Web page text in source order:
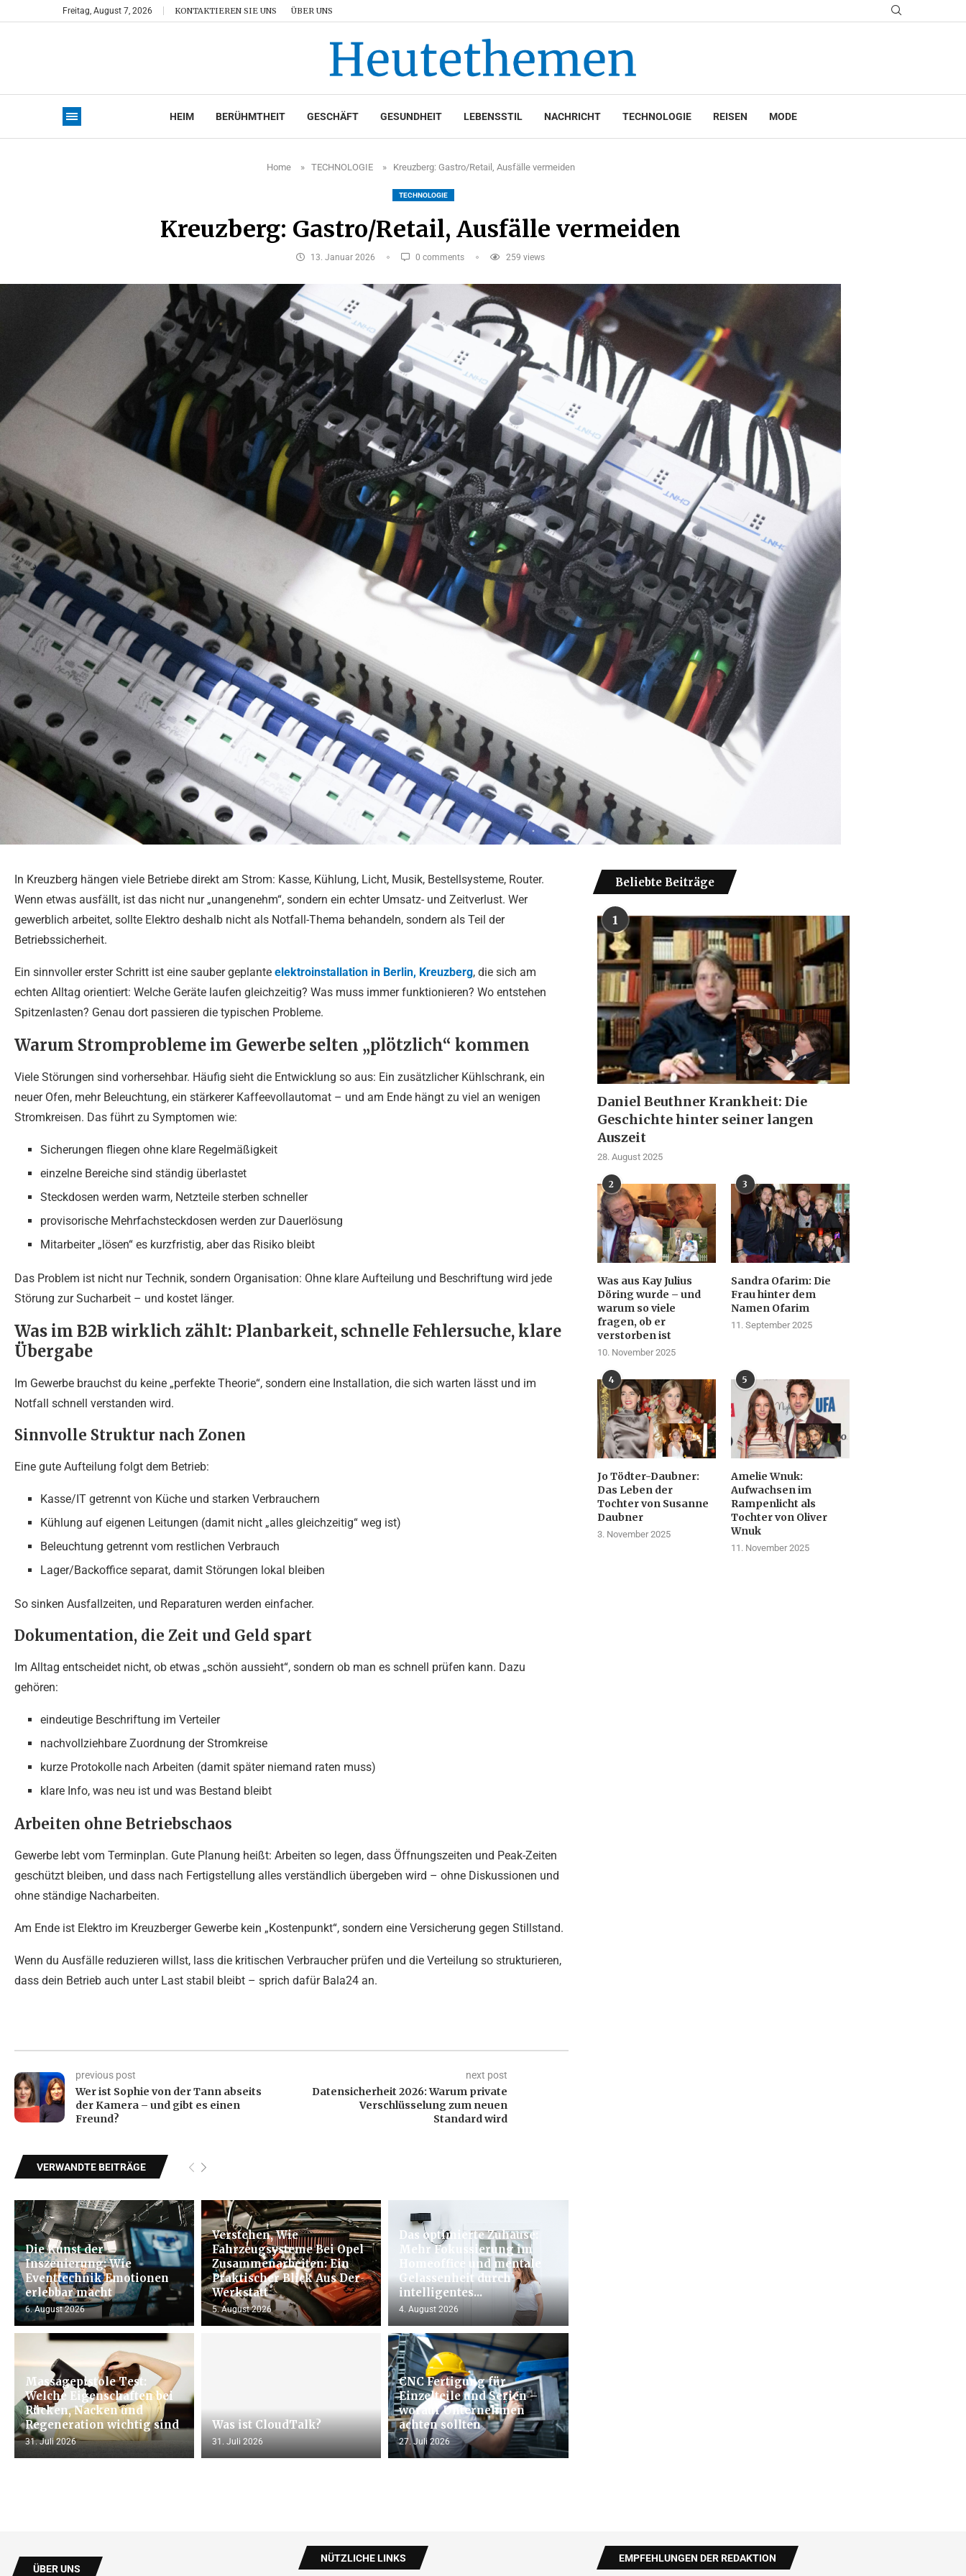
Freitag, August 7, 2026 KONTAKTIEREN SIE UNS ÜBER UNS
HEIM BERÜHMTHEIT GESCHÄFT GESUNDHEIT LEBENSSTIL NACHRICHT TECHNOLOGIE REISEN MODE
Home » TECHNOLOGIE » Kreuzberg: Gastro/Retail, Ausfälle vermeiden
TECHNOLOGIE
Kreuzberg: Gastro/Retail, Ausfälle vermeiden
13. Januar 2026 0 comments 259 views
In Kreuzberg hängen viele Betriebe direkt am Strom: Kasse, Kühlung, Licht, Musik, Bestellsysteme, Router.
Wenn etwas ausfällt, ist das nicht nur „unangenehm“, sondern ein echter Umsatz- und Zeitverlust. Wer
gewerblich arbeitet, sollte Elektro deshalb nicht als Notfall-Thema behandeln, sondern als Teil der
Betriebssicherheit.
Ein sinnvoller erster Schritt ist eine sauber geplante elektroinstallation in Berlin, Kreuzberg, die sich am
echten Alltag orientiert: Welche Geräte laufen gleichzeitig? Was muss immer funktionieren? Wo entstehen
Spitzenlasten? Genau dort passieren die typischen Probleme.
Warum Stromprobleme im Gewerbe selten „plötzlich“ kommen
Viele Störungen sind vorhersehbar. Häufig sieht die Entwicklung so aus: Ein zusätzlicher Kühlschrank, ein
neuer Ofen, mehr Beleuchtung, ein stärkerer Kaffeevollautomat – und am Ende hängt zu viel an wenigen
Stromkreisen. Das führt zu Symptomen wie:
Sicherungen fliegen ohne klare Regelmäßigkeit
einzelne Bereiche sind ständig überlastet
Steckdosen werden warm, Netzteile sterben schneller
provisorische Mehrfachsteckdosen werden zur Dauerlösung
Mitarbeiter „lösen“ es kurzfristig, aber das Risiko bleibt
Das Problem ist nicht nur Technik, sondern Organisation: Ohne klare Aufteilung und Beschriftung wird jede
Störung zur Sucharbeit – und kostet länger.
Was im B2B wirklich zählt: Planbarkeit, schnelle Fehlersuche, klare
Übergabe
Im Gewerbe brauchst du keine „perfekte Theorie“, sondern eine Installation, die sich warten lässt und im
Notfall schnell verstanden wird.
Sinnvolle Struktur nach Zonen
Eine gute Aufteilung folgt dem Betrieb:
Kasse/IT getrennt von Küche und starken Verbrauchern
Kühlung auf eigenen Leitungen (damit nicht „alles gleichzeitig“ weg ist)
Beleuchtung getrennt vom restlichen Verbrauch
Lager/Backoffice separat, damit Störungen lokal bleiben
So sinken Ausfallzeiten, und Reparaturen werden einfacher.
Dokumentation, die Zeit und Geld spart
Im Alltag entscheidet nicht, ob etwas „schön aussieht“, sondern ob man es schnell prüfen kann. Dazu
gehören:
eindeutige Beschriftung im Verteiler
nachvollziehbare Zuordnung der Stromkreise
kurze Protokolle nach Arbeiten (damit später niemand raten muss)
klare Info, was neu ist und was Bestand bleibt
Arbeiten ohne Betriebschaos
Gewerbe lebt vom Terminplan. Gute Planung heißt: Arbeiten so legen, dass Öffnungszeiten und Peak-Zeiten
geschützt bleiben, und dass nach Fertigstellung alles verständlich übergeben wird – ohne Diskussionen und
ohne ständige Nacharbeiten.
Am Ende ist Elektro im Kreuzberger Gewerbe kein „Kostenpunkt“, sondern eine Versicherung gegen Stillstand.
Wenn du Ausfälle reduzieren willst, lass die kritischen Verbraucher prüfen und die Verteilung so strukturieren,
dass dein Betrieb auch unter Last stabil bleibt – sprich dafür Bala24 an.
previous post
Wer ist Sophie von der Tann abseits
der Kamera – und gibt es einen
Freund?
next post
Datensicherheit 2026: Warum private
Verschlüsselung zum neuen
Standard wird
VERWANDTE BEITRÄGE
Die Kunst der
Inszenierung: Wie
Eventtechnik Emotionen
erlebbar macht
6. August 2026
Verstehen, Wie
Fahrzeugsysteme Bei Opel
Zusammenarbeiten: Ein
Praktischer Blick Aus Der
Werkstatt
5. August 2026
Das optimierte Zuhause:
Mehr Fokussierung im
Homeoffice und mentale
Gelassenheit durch
intelligentes...
4. August 2026
Massagepistole Test:
Welche Eigenschaften bei
Rücken, Nacken und
Regeneration wichtig sind
31. Juli 2026
Was ist CloudTalk?
31. Juli 2026
CNC Fertigung für
Einzelteile und Serien –
worauf Unternehmen
achten sollten
27. Juli 2026
Beliebte Beiträge
1
Daniel Beuthner Krankheit: Die
Geschichte hinter seiner langen
Auszeit
28. August 2025
2
Was aus Kay Julius
Döring wurde – und
warum so viele
fragen, ob er
verstorben ist
10. November 2025
3
Sandra Ofarim: Die
Frau hinter dem
Namen Ofarim
11. September 2025
4
Jo Tödter-Daubner:
Das Leben der
Tochter von Susanne
Daubner
3. November 2025
5
Amelie Wnuk:
Aufwachsen im
Rampenlicht als
Tochter von Oliver
Wnuk
11. November 2025
ÜBER UNS
NÜTZLICHE LINKS EMPFEHLUNGEN DER REDAKTION